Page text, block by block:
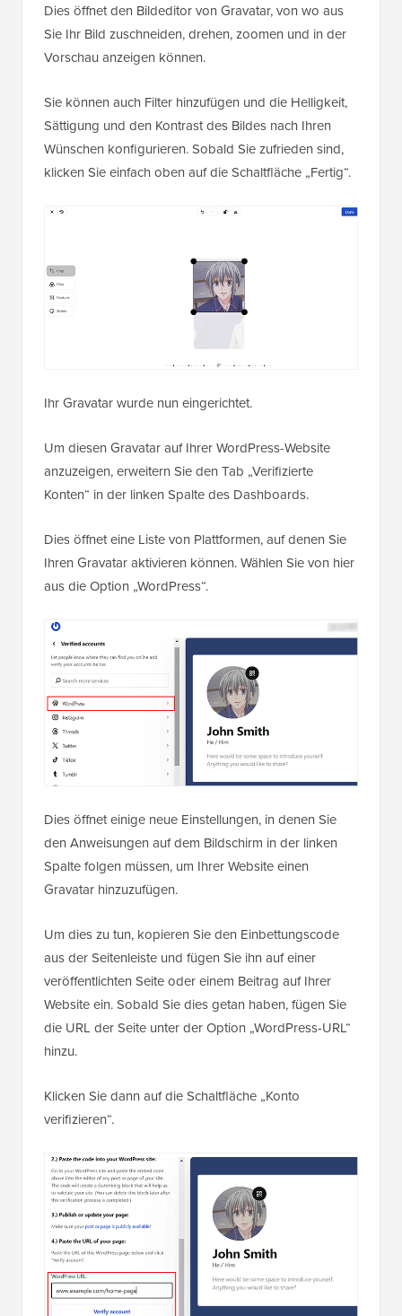
Dies öffnet den Bildeditor von Gravatar, von wo aus
Sie Ihr Bild zuschneiden, drehen, zoomen und in der
Vorschau anzeigen können.
Sie können auch Filter hinzufügen und die Helligkeit,
Sättigung und den Kontrast des Bildes nach Ihren
Wünschen konfigurieren. Sobald Sie zufrieden sind,
klicken Sie einfach oben auf die Schaltfläche „Fertig“.
Ihr Gravatar wurde nun eingerichtet.
Um diesen Gravatar auf Ihrer WordPress-Website
anzuzeigen, erweitern Sie den Tab „Verifizierte
Konten“ in der linken Spalte des Dashboards.
Dies öffnet eine Liste von Plattformen, auf denen Sie
Ihren Gravatar aktivieren können. Wählen Sie von hier
aus die Option „WordPress“.
Dies öffnet einige neue Einstellungen, in denen Sie
den Anweisungen auf dem Bildschirm in der linken
Spalte folgen müssen, um Ihrer Website einen
Gravatar hinzuzufügen.
Um dies zu tun, kopieren Sie den Einbettungscode
aus der Seitenleiste und fügen Sie ihn auf einer
veröffentlichten Seite oder einem Beitrag auf Ihrer
Website ein. Sobald Sie dies getan haben, fügen Sie
die URL der Seite unter der Option „WordPress-URL“
hinzu.
Klicken Sie dann auf die Schaltfläche „Konto
verifizieren“.